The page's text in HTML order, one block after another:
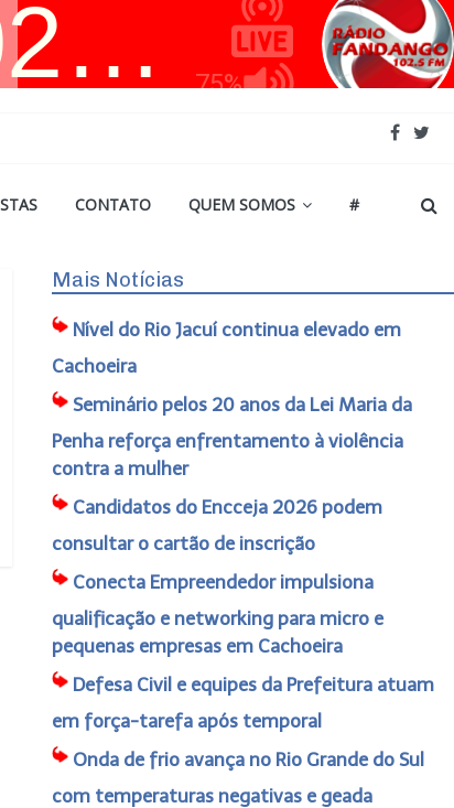
CONTATO QUEM SOMOS #
Mais Notícias
Nível do Rio Jacuí continua elevado em
Cachoeira
Seminário pelos 20 anos da Lei Maria da
Penha reforça enfrentamento à violência
contra a mulher
Candidatos do Encceja 2026 podem
consultar o cartão de inscrição
Conecta Empreendedor impulsiona
qualificação e networking para micro e
pequenas empresas em Cachoeira
Defesa Civil e equipes da Prefeitura atuam
em força-tarefa após temporal
Onda de frio avança no Rio Grande do Sul
com temperaturas negativas e geada